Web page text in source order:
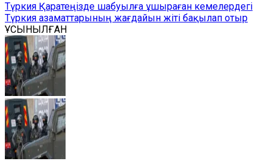
Түркия Қаратеңізде шабуылға ұшыраған кемелердегі
Түркия азаматтарының жағдайын жіті бақылап отыр
ҰСЫНЫЛҒАН